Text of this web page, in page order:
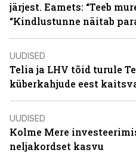
järjest. Eamets: “Teeb
“Kindlustunne näitab
UUDISED
Telia ja LHV tõid turule
küberkahjude eest
UUDISED
Kolme Mere
neljakordset kasvu